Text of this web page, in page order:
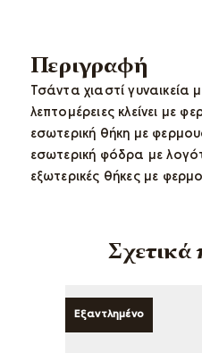
Περιγραφή
Τσάντα χιαστί γυναικεία
λεπτομέρειες κλείνει με
εσωτερική θήκη με
εσωτερική φόδρα με
εξωτερικές θήκες με
Σχετικά
Εξαντλημένο